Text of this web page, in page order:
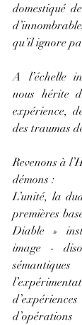
domestiqué
qu’il ignore
A l’échelle
nous hérite
expérience,
des traumas
Revenons à
démons :
L’unité, la
premières
Diable »
image -